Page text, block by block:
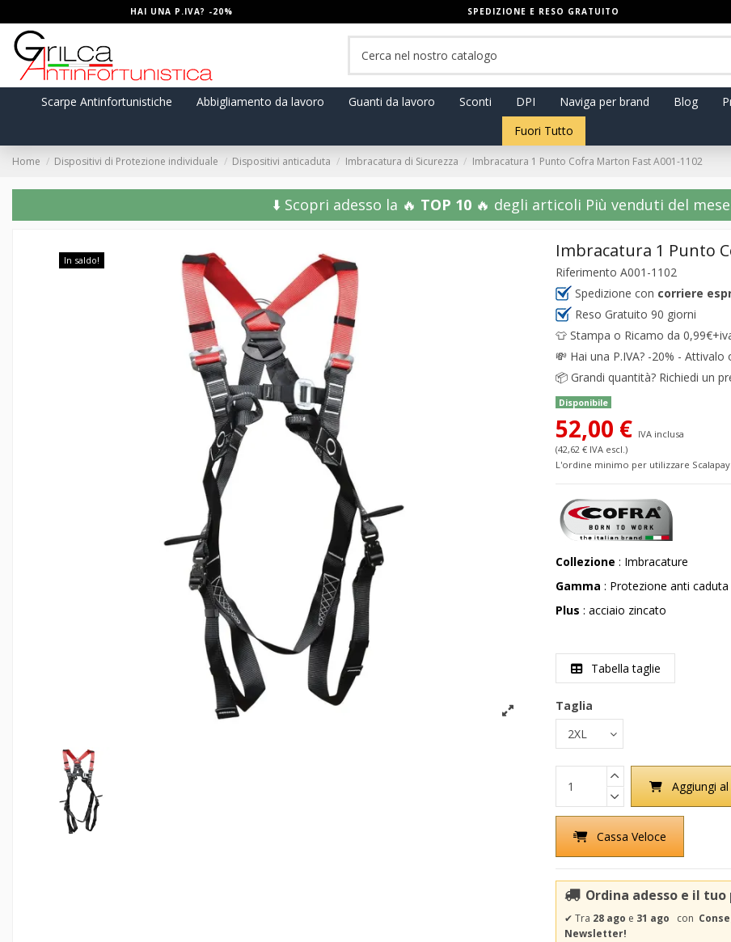
HAI UNA P.IVA? -20% SPEDIZIONE E RESO GRATUITO
Scarpe Antinfortunistiche
Abbigliamento da lavoro Guanti da lavoro Sconti DPI Naviga per brand Blog
Fuori Tutto
Home Dispositivi di Protezione individuale Dispositivi anticaduta Imbracatura di Sicurezza Imbracatura 1 Punto Cofra Marton Fast A001-1102
⬇️ Scopri adesso la 🔥 TOP 10🔥 degli articoli Più venduti del
In saldo! Imbracatura 1 Punto
Riferimento A001-1102
Spedizione con corriere
Reso Gratuito 90 giorni
👕 Stampa o Ricamo da
💸 Hai una P.IVA? -20% - Attivalo
📦 Grandi quantità? Richiedi un
Disponibile
52,00 € IVA inclusa
(42,62 € IVA escl.)
L'ordine minimo per utilizzare Scalapay
Collezione : Imbracature
Gamma : Protezione anti caduta
Plus : acciaio zincato
Tabella taglie
Taglia
Aggiungi
Cassa Veloce
Ordina adesso e il
✔ Tra 28 ago e 31 ago con
Newsletter!